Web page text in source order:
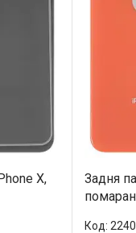
X,
Задня
2240